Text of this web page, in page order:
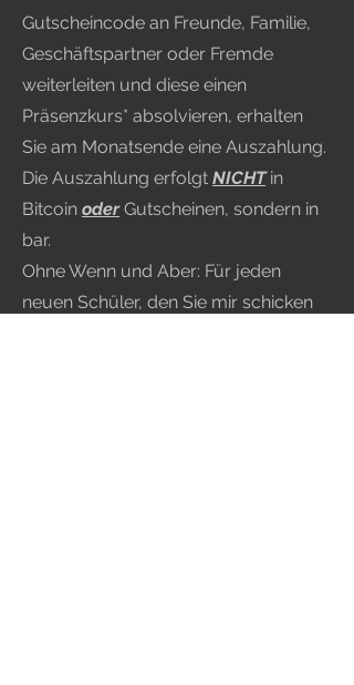
Gutscheincode an Freunde, Familie,
Geschäftspartner oder Fremde
weiterleiten und diese einen
Präsenzkurs* absolvieren, erhalten
Sie am Monatsende eine Auszahlung.
Die Auszahlung erfolgt NICHTin
Bitcoin oderGutscheinen, sondern in
bar.
Ohne Wenn und Aber: Für jeden
neuen Schüler, den Sie mir schicken